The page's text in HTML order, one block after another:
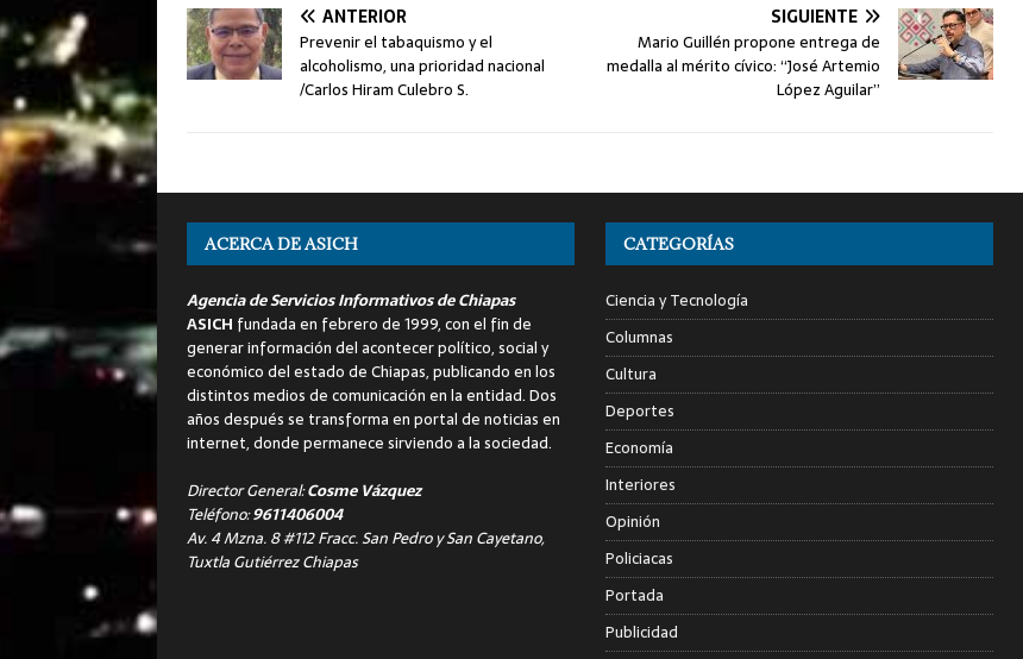
ANTERIOR
Prevenir el tabaquismo y el
alcoholismo, una prioridad nacional
/Carlos Hiram Culebro S.
SIGUIENTE
Mario Guillén propone entrega de
medalla al mérito cívico: “José Artemio
López Aguilar”
ACERCA DE ASICH
Agencia de Servicios Informativos de Chiapas
ASICH fundada en febrero de 1999, con el fin de
generar información del acontecer político, social y
económico del estado de Chiapas, publicando en los
distintos medios de comunicación en la entidad. Dos
años después se transforma en portal de noticias en
internet, donde permanece sirviendo a la sociedad.
Director General:Cosme Vázquez
Teléfono:9611406004
Av. 4 Mzna. 8 #112 Fracc. San Pedro y San Cayetano,
Tuxtla Gutiérrez Chiapas
CATEGORÍAS
Ciencia y Tecnología
Columnas
Cultura
Deportes
Economía
Interiores
Opinión
Policiacas
Portada
Publicidad